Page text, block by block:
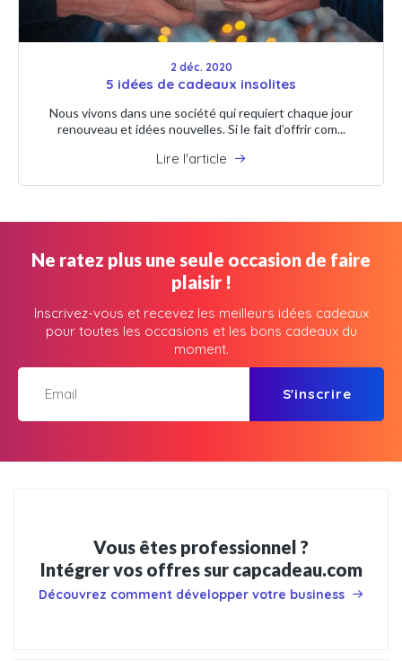
2 déc. 2020
5 idées de cadeaux insolites
Nous vivons dans une société qui requiert chaque jour
renouveau et idées nouvelles. Si le fait d’offrir com...
Lire l'article
Ne ratez plus une seule occasion de faire
plaisir !
Inscrivez-vous et recevez les meilleurs idées cadeaux
pour toutes les occasions et les bons cadeaux du
moment.
S'inscrire
Vous êtes professionnel ?
Intégrer vos offres sur capcadeau.com
Découvrez comment développer votre business